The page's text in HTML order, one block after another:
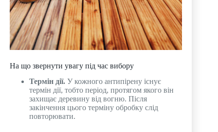
На що звернути увагу під час вибору
Термін дії. У кожного антипірену існує
термін дії, тобто період, протягом якого він
захищає деревину від вогню. Після
закінчення цього терміну обробку слід
повторювати.